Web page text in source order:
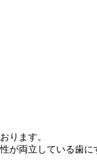
ります。
が両立している歯に